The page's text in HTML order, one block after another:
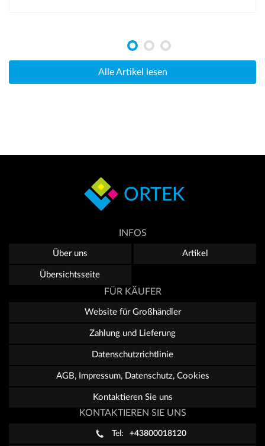
Alle Artikel lesen
ORTEK
INFOS
Über uns Artikel
Übersichtsseite
FÜR KÄUFER
Website für Großhändler
Zahlung und Lieferung
Datenschutzrichtlinie
AGB, Impressum, Datenschutz, Cookies
Kontaktieren Sie uns
KONTAKTIEREN SIE UNS
Tel: +43800018120